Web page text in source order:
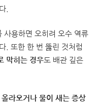
.
사용하면 오히려 오수 역류
. 또한 한 번 뚫린 것처럼
막히는 경우도 배관 깊은
라오거나 물이 새는 증상